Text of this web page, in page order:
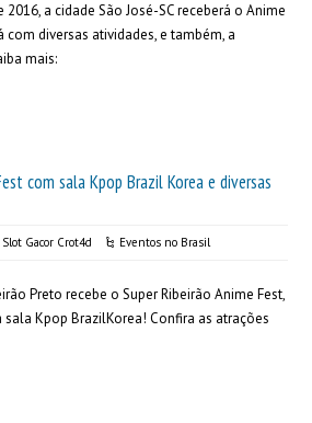
a cidade São José-SC receberá o Anime
com diversas atividades, e também, a
mais:
com sala Kpop Brazil Korea e diversas
Gacor Crot4d Eventos no Brasil
Preto recebe o Super Ribeirão Anime Fest,
Kpop BrazilKorea! Confira as atrações